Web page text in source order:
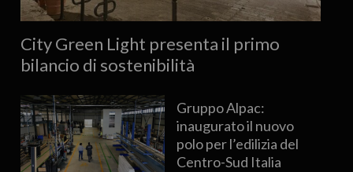
City Green Light presenta il primo
bilancio di sostenibilità
Gruppo Alpac:
inaugurato il nuovo
polo per l’edilizia del
Centro-Sud Italia